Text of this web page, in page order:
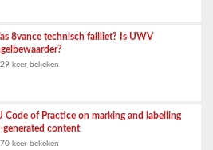
8vance technisch failliet? Is UWV
keer bekeken
Code of Practice on marking and labelling
generated content
keer bekeken